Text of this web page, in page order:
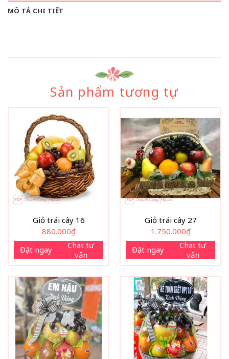
MÔ TẢ CHI TIẾT
Sản phẩm tương tự
Giỏ trái cây 16
880.000₫
Đặt ngay
Chat tư
vấn
Giỏ trái cây 27
1.750.000₫
Đặt ngay
Chat tư
vấn